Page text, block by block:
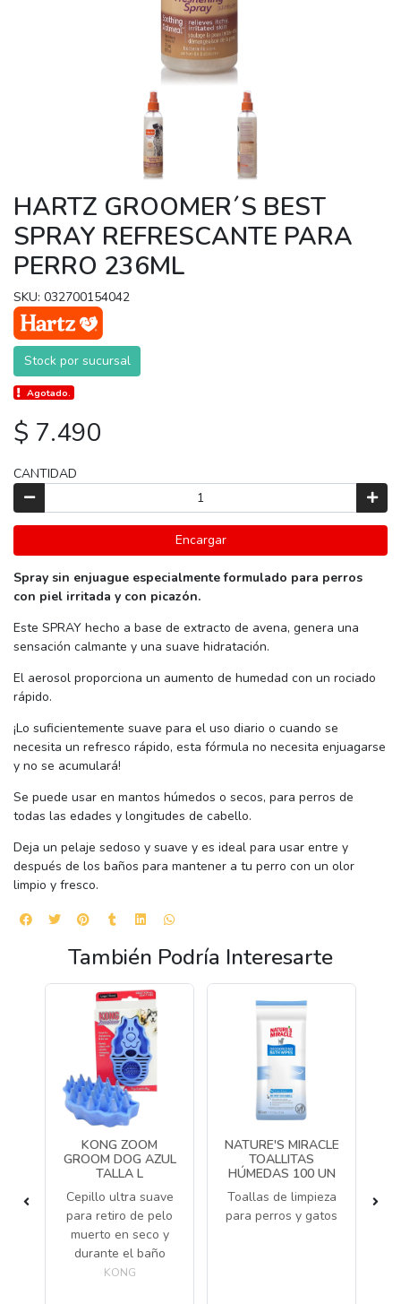
HARTZ GROOMER´S BEST
SPRAY REFRESCANTE PARA
PERRO 236ML
SKU: 032700154042
Stock por sucursal
Agotado.
$ 7.490
CANTIDAD
Encargar
Spray sin enjuague especialmente formulado para perros
con piel irritada y con picazón.
Este SPRAY hecho a base de extracto de avena, genera una
sensación calmante y una suave hidratación.
El aerosol proporciona un aumento de humedad con un rociado
rápido.
¡Lo suficientemente suave para el uso diario o cuando se
necesita un refresco rápido, esta fórmula no necesita enjuagarse
y no se acumulará!
Se puede usar en mantos húmedos o secos, para perros de
todas las edades y longitudes de cabello.
Deja un pelaje sedoso y suave y es ideal para usar entre y
después de los baños para mantener a tu perro con un olor
limpio y fresco.
También Podría Interesarte
KONG ZOOM
GROOM DOG AZUL
TALLA L
Cepillo ultra suave
para retiro de pelo
muerto en seco y
durante el baño
KONG
NATURE'S MIRACLE
TOALLITAS
HÚMEDAS 100 UN
Toallas de limpieza
para perros y gatos